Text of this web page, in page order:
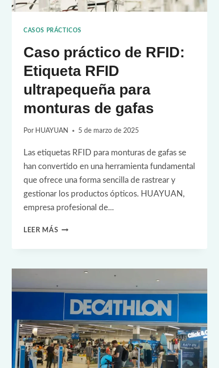
SUMINISTRO
ETIQUETAS
DE
DOBLE
FRECUENCIA
GESTIÓN
PERFUMES
CASOS PRÁCTICOS
Caso práctico de RFID:
Etiqueta RFID
ultrapequeña para
monturas de gafas
Por HUAYUAN 5 de marzo de 2025
Las etiquetas RFID para monturas de gafas se
han convertido en una herramienta fundamental
que ofrece una forma sencilla de rastrear y
gestionar los productos ópticos. HUAYUAN,
empresa profesional de...
LEER MÁS CASO
RFID:
ETIQUETA
RFID
ULTRAPEQUEÑA
PARA
MONTURAS
DE